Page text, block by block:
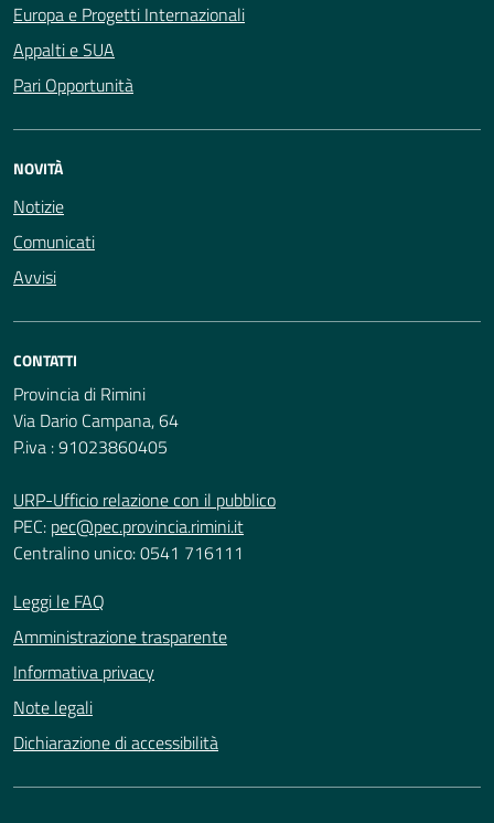
Europa e Progetti Internazionali
Appalti e SUA
Pari Opportunità
NOVITÀ
Notizie
Comunicati
Avvisi
CONTATTI
Provincia di Rimini
Via Dario Campana, 64
P.iva : 91023860405
URP-Ufficio relazione con il pubblico
PEC: pec@pec.provincia.rimini.it
Centralino unico: 0541 716111
Leggi le FAQ
Amministrazione trasparente
Informativa privacy
Note legali
Dichiarazione di accessibilità